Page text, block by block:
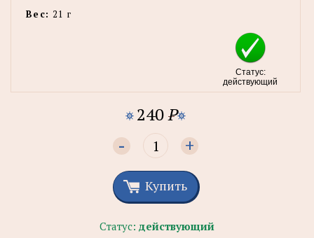
Вес: 21 г
Статус:
действующий
240P
- +
Купить
Статус: действующий